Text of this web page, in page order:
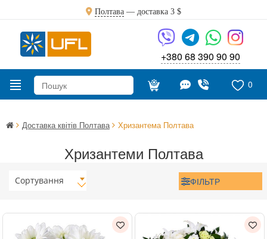
Полтава — доставка 3 $
+380 68 390 90 90
0
Доставка квітів Полтава Хризантема Полтава
Хризантеми Полтава
Сортування ФІЛЬТР